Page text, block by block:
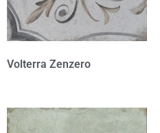
Volterra Zenzero